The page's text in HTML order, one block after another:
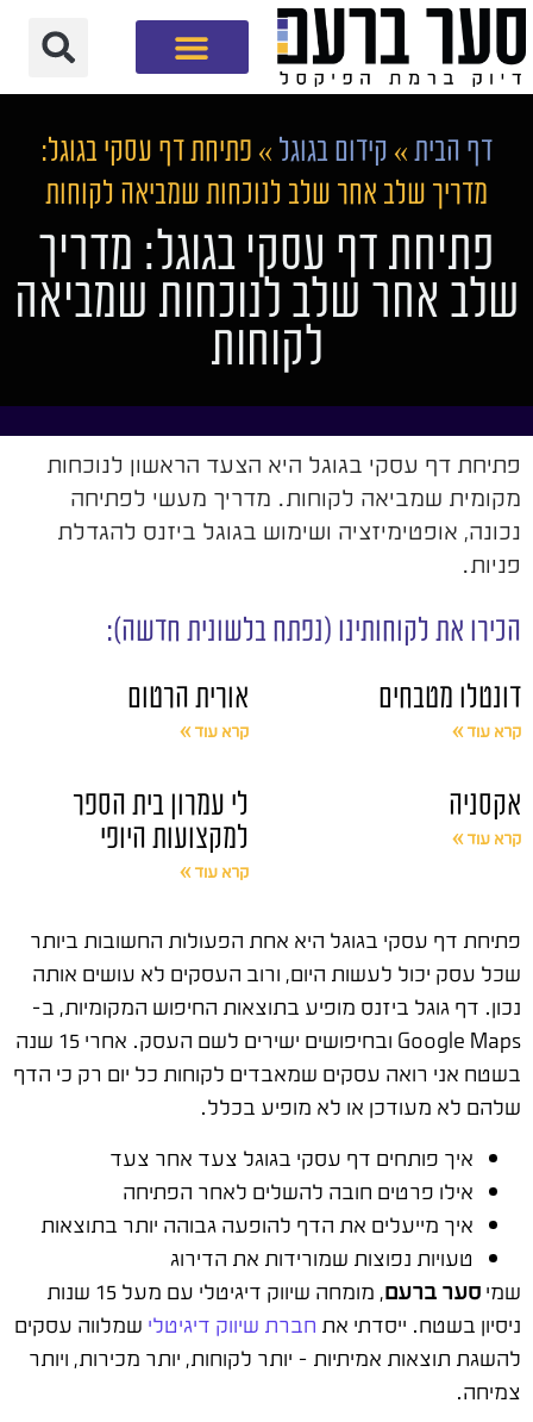
דף הבית » קידום בגוגל » פתיחת דף עסקי בגוגל:
מדריך שלב אחר שלב לנוכחות שמביאה לקוחות
פתיחת דף עסקי בגוגל: מדריך
שלב אחר שלב לנוכחות שמביאה
לקוחות
פתיחת דף עסקי בגוגל היא הצעד הראשון לנוכחות
מקומית שמביאה לקוחות. מדריך מעשי לפתיחה
נכונה, אופטימיזציה ושימוש בגוגל ביזנס להגדלת
פניות.
הכירו את לקוחותינו (נפתח בלשונית חדשה):
דונטלו מטבחים
קרא עוד »
אורית הרטום
קרא עוד »
אקסניה
קרא עוד »
לי עמרון בית הספר
למקצועות היופי
קרא עוד »
פתיחת דף עסקי בגוגל היא אחת הפעולות החשובות ביותר
שכל עסק יכול לעשות היום, ורוב העסקים לא עושים אותה
נכון. דף גוגל ביזנס מופיע בתוצאות החיפוש המקומיות, ב-
Google Maps ובחיפושים ישירים לשם העסק. אחרי 15 שנה
בשטח אני רואה עסקים שמאבדים לקוחות כל יום רק כי הדף
שלהם לא מעודכן או לא מופיע בכלל.
איך פותחים דף עסקי בגוגל צעד אחר צעד
אילו פרטים חובה להשלים לאחר הפתיחה
איך מייעלים את הדף להופעה גבוהה יותר בתוצאות
טעויות נפוצות שמורידות את הדירוג
שמיסער ברעם
, מומחה שיווק דיגיטלי עם מעל 15 שנות
ניסיון בשטח. ייסדתי את חברת שיווק דיגיטלי שמלווה עסקים
להשגת תוצאות אמיתיות – יותר לקוחות, יותר מכירות, ויותר
צמיחה.